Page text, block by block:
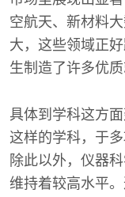
空航天、新材料
大，这些领域正
生制造了许多优质
具体到学科这方
这样的学科，于
除此以外，仪器
维持着较高水平